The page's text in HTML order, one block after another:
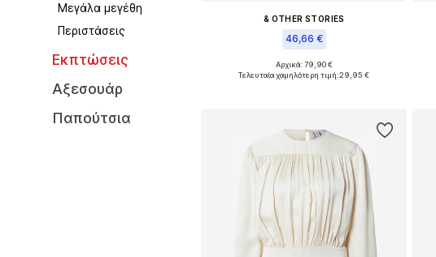
Μεγάλα μεγέθη
Περιστάσεις
Εκπτώσεις
Αξεσουάρ
Παπούτσια
& OTHER STORIES
46,66 €
Διαθέσιμα μεγέθη: 34, 36, 38, 40, 42
Αρχικά: 79,90 €
Τελευταία χαμηλότερη τιμή:29,95 €